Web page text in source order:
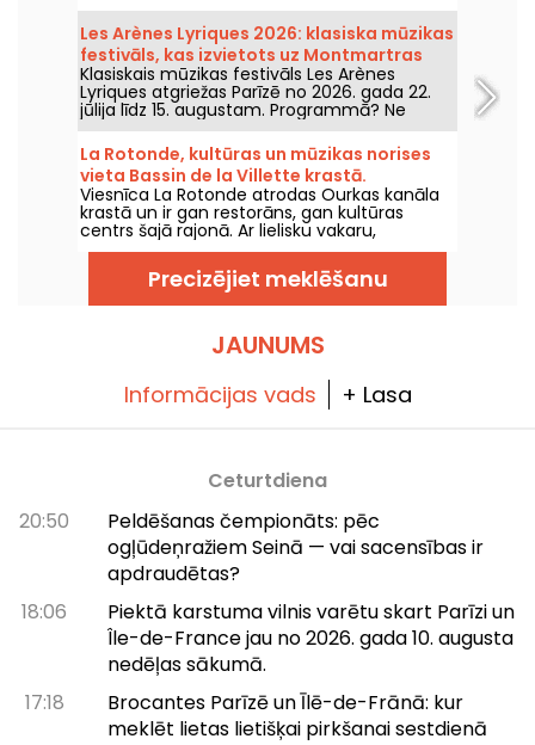
pieredze, kas svin cerību, vienotību un
izturību, caur Afroamerikāņu baznīcas
autentiskajiem dziedājumiem.
Les Arènes Lyriques 2026: klasiska mūzikas
festivāls, kas izvietots uz Montmartras
kalna
Klasiskais mūzikas festivāls Les Arènes
Lyriques atgriežas Parīzē no 2026. gada 22.
jūlija līdz 15. augustam. Programmā? Ne
mazāk kā 16 koncerti Montmartras Arēnās —
idilliska vide, kur klausīties lielos klasikas
šedevus.
La Rotonde, kultūras un mūzikas norises
vieta Bassin de la Villette krastā.
Viesnīca La Rotonde atrodas Ourkas kanāla
krastā un ir gan restorāns, gan kultūras
centrs šajā rajonā. Ar lielisku vakaru,
brīvdabas pasākumu un citu saviesīgu
pasākumu programmu tā ir viena no
vietām, ko apmeklēt Bassin de la Villette
krastā.
Precizējiet meklēšanu
JAUNUMS
Informācijas vads + Lasa
Ceturtdiena
20:50
Peldēšanas čempionāts: pēc
ogļūdeņražiem Seinā — vai sacensības ir
apdraudētas?
18:06
Piektā karstuma vilnis varētu skart Parīzi un
Île-de-France jau no 2026. gada 10. augusta
nedēļas sākumā.
17:18
Brocantes Parīzē un Īlē-de-Frānā: kur
meklēt lietas lietišķai pirkšanai sestdienā